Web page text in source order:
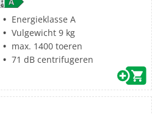
Youreko’s
tool
voor
energiebesparing.
Energieklasse A
Vulgewicht 9 kg
max. 1400 toeren
71 dB centrifugeren